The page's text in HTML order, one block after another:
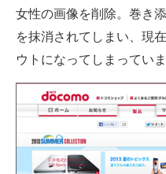
女性の画像を削除。巻き
を抹消されてしまい、現
ウトになってしまっていま